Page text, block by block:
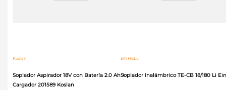
Koslan
Soplador Aspirador 18V con Batería 2.0 Ah +
Cargador 201589 Koslan
EINHELL
Soplador Inalámbrico TE-CB 18/180 Li